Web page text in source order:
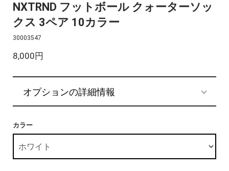
NXTRND フットボール クォーターソッ
クス 3ペア 10カラー
30003547
8,000円
オプションの詳細情報
カラー